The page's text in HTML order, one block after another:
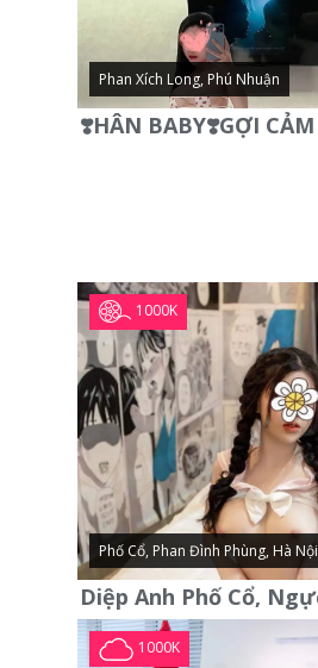
Phan Xích Long, Phú Nhuận
1000K
Phố Cổ, Phan Đình Phùng, Hà Nội
1000K